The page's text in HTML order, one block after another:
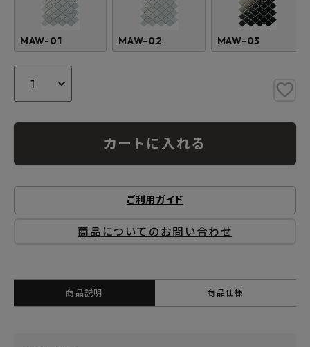
MAW-01 MAW-02 MAW-03
カートに入れる
ご利用ガイド
商品についてのお問い合わせ
商品説明 商品仕様